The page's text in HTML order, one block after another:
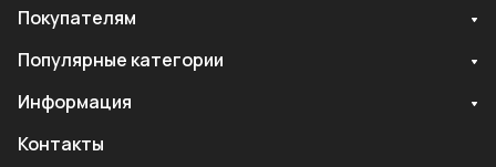
Покупателям
Популярные категории
Информация
Контакты